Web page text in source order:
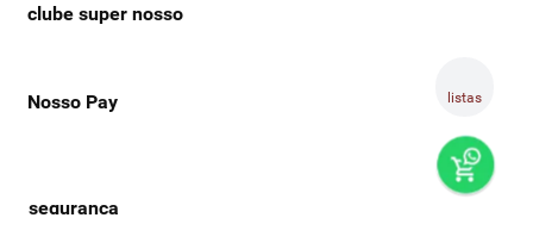
listas
clube super nosso
Nosso Pay